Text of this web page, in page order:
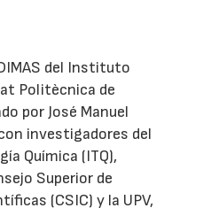
del Instituto
Politècnica de
por José Manuel
investigadores del
Química (ITQ),
Superior de
(CSIC) y la UPV,